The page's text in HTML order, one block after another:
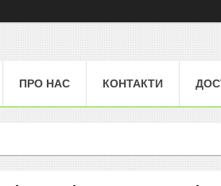
ПРО НАС КОНТАКТИ